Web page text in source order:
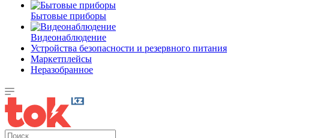
Бытовые приборы
Видеонаблюдение
Устройства безопасности и резервного питания
Маркетплейсы
Неразобранное